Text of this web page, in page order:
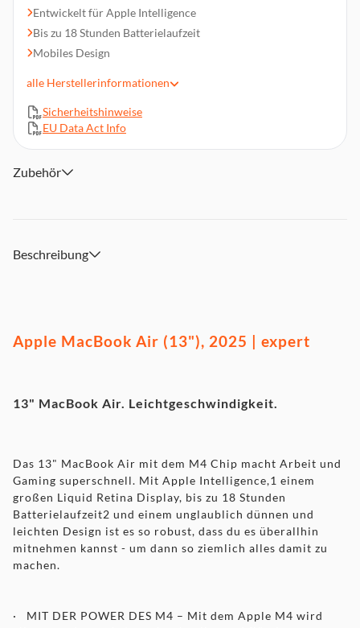
Entwickelt für Apple Intelligence
Bis zu 18 Stunden Batterielaufzeit
Mobiles Design
Du liebst dein iPhone? Du wirst den Mac lieben
Besser aussehen. Besser klingen
Verbinde alles
alle Herstellerinformationen
Sicherheitshinweise
EU Data Act Info
Zubehör
Beschreibung
Apple MacBook Air (13"), 2025 | expert
13" MacBook Air. Leichtgeschwindigkeit.
Das 13" MacBook Air mit dem M4 Chip macht Arbeit und
Gaming superschnell. Mit Apple Intelligence,1 einem
großen Liquid Retina Display, bis zu 18 Stunden
Batterielaufzeit2 und einem unglaublich dünnen und
leichten Design ist es so robust, dass du es überallhin
mitnehmen kannst - um dann so ziemlich alles damit zu
machen.
· MIT DER POWER DES M4 – Mit dem Apple M4 wird